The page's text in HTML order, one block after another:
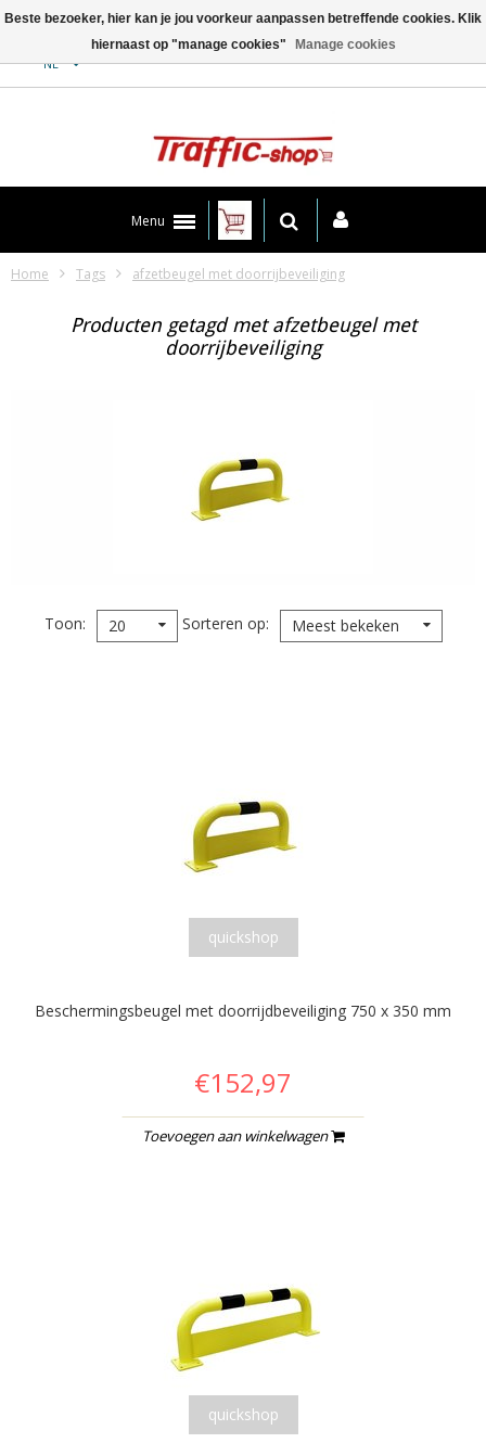
NL
Menu
Home Tags afzetbeugel met doorrijbeveiliging
Producten getagd met afzetbeugel met
doorrijbeveiliging
Toon 20 Sorteren op Meest bekeken
quickshop
Beschermingsbeugel met doorrijdbeveiliging 750 x 350 mm
€152,97
Toevoegen aan winkelwagen
quickshop
Beste bezoeker, hier kan je jou voorkeur aanpassen betreffende cookies. Klik
hiernaast op "manage cookies"
Manage cookies